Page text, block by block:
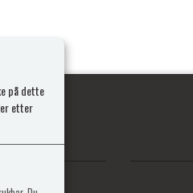
på dette
etter